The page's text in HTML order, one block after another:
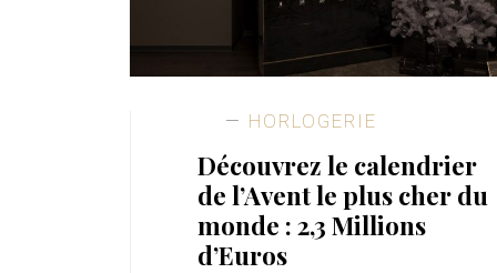
HORLOGERIE
Découvrez le calendrier
de l’Avent le plus cher du
monde : 2,3 Millions
d’Euros